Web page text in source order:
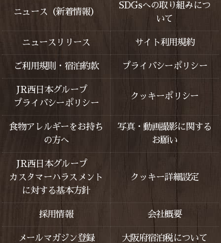
ニュース（新着情報）
SDGsへの取り組みにつ
いて
ニュースリリース サイト利用規約
ご利用規則・宿泊約款 プライバシーポリシー
JR西日本グループ
プライバシーポリシー
クッキーポリシー
食物アレルギーをお持ち
の方へ
写真・動画撮影に関する
お願い
JR西日本グループ
カスタマーハラスメント
に対する基本方針
クッキー詳細設定
採用情報 会社概要
メールマガジン登録 大阪府宿泊税について